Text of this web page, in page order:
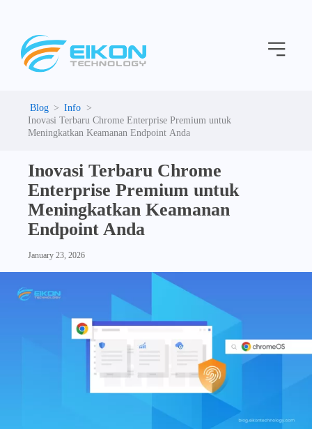
content
Menu
Info
Inovasi Terbaru Chrome Enterprise Premium untuk
Meningkatkan Keamanan Endpoint Anda
Inovasi Terbaru Chrome
Enterprise Premium untuk
Meningkatkan Keamanan
Endpoint Anda
January 23, 2026
e
g
i
e
s